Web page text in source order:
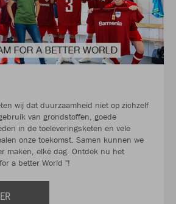
wij dat duurzaamheid niet op zichzelf
van grondstoffen, goede
in de toeleveringsketen en vele
onze toekomst. Samen kunnen we
maken, elke dag. Ontdek nu het
a better World "!